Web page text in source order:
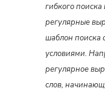
гибкого
регулярные
шаблон поиска
условиями.
регулярное
слов,